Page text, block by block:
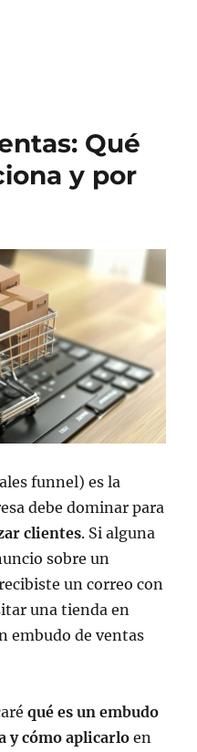
Qué
y por
funnel) es la
debe dominar para
clientes. Si alguna
sobre un
un correo con
una tienda en
embudo de ventas
qué es un embudo
y cómo aplicarlo en